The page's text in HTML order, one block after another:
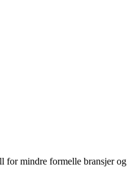
for mindre formelle bransjer og